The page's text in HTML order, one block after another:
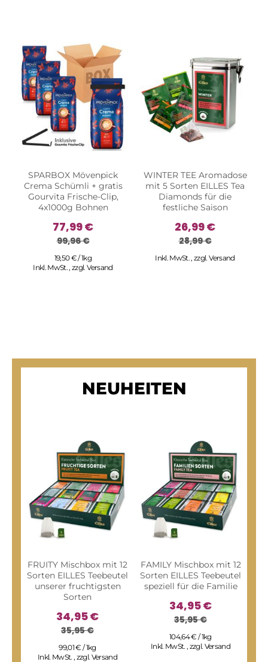
SPARBOX Mövenpick
Crema Schümli + gratis
Gourvita Frische-Clip,
4x1000g Bohnen
77,99 €
99,96 €
19,50 € / 1kg
Inkl. MwSt.,zzgl.Versand
WINTER TEE Aromadose
mit 5 Sorten EILLES Tea
Diamonds für die
festliche Saison
26,99 €
28,99 €
Inkl. MwSt.,zzgl.Versand
NEUHEITEN
FRUITY Mischbox mit 12
Sorten EILLES Teebeutel
unserer fruchtigsten
Sorten
34,95 €
35,95 €
99,01 € / 1kg
Inkl. MwSt. , zzgl. Versand
FAMILY Mischbox mit 12
Sorten EILLES Teebeutel
speziell für die Familie
34,95 €
35,95 €
104,64 € / 1kg
Inkl. MwSt. , zzgl. Versand